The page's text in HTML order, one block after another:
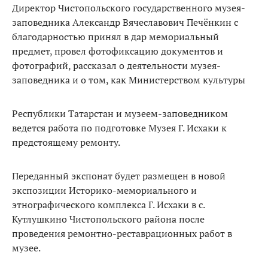
Директор Чистопольского государственного музея-
заповедника Александр Вячеславович Печёнкин с
благодарностью принял в дар мемориальный
предмет, провел фотофиксацию документов и
фотографий, рассказал о деятельности музея-
заповедника и о том, как Министерством культуры
Республики Татарстан и музеем-заповедником
ведется работа по подготовке Музея Г. Исхаки к
предстоящему ремонту.
Переданный экспонат будет размещен в новой
экспозиции Историко-мемориального и
этнографического комплекса Г. Исхаки в с.
Кутлушкино Чистопольского района после
проведения ремонтно-реставрационных работ в
музее.